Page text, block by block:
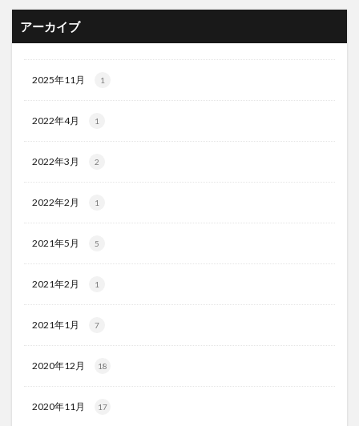
アーカイブ
2025年11月 1
2022年4月 1
2022年3月 2
2022年2月 1
2021年5月 5
2021年2月 1
2021年1月 7
2020年12月 18
2020年11月 17